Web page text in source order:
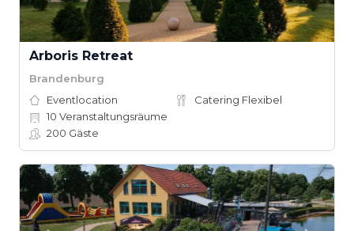
Arboris Retreat
Brandenburg
Eventlocation
Catering Flexibel
10 Veranstaltungsräume
200 Gäste